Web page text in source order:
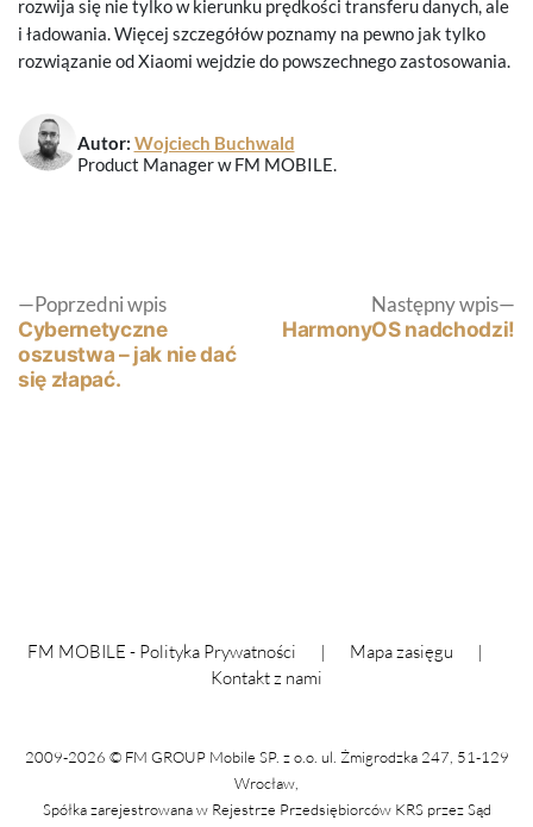
rozwija się nie tylko w kierunku prędkości transferu danych, ale
i ładowania. Więcej szczegółów poznamy na pewno jak tylko
rozwiązanie od Xiaomi wejdzie do powszechnego zastosowania.
Autor: Wojciech Buchwald
Product Manager w FM MOBILE.
Nawigacja
wpisu
Poprzedni wpisPoprzedni
wpis:
Cybernetyczne
oszustwa – jak nie dać
się złapać.
Następny wpis
HarmonyOS nadchodzi!
FM MOBILE - Polityka Prywatności | Mapa zasięgu
|
Kontakt z nami
2009-2026 © FM GROUP Mobile SP. z o.o. ul. Żmigrodzka 247, 51-129
Wrocław,
Spółka zarejestrowana w Rejestrze Przedsiębiorców KRS przez Sąd